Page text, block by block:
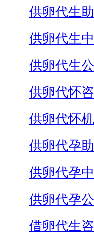
供卵代生
供卵代生
供卵代生
供卵代怀
供卵代怀
供卵代孕
供卵代孕
供卵代孕
借卵代生